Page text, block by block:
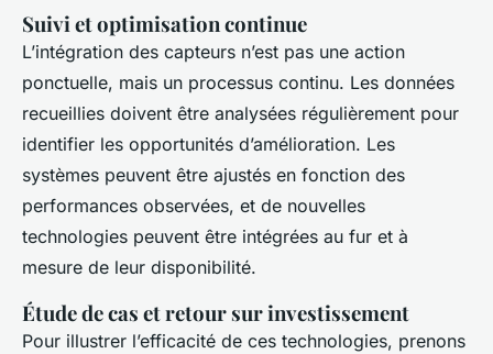
Suivi et optimisation continue
L’intégration des capteurs n’est pas une action
ponctuelle, mais un processus continu. Les données
recueillies doivent être analysées régulièrement pour
identifier les opportunités d’amélioration. Les
systèmes peuvent être ajustés en fonction des
performances observées, et de nouvelles
technologies peuvent être intégrées au fur et à
mesure de leur disponibilité.
Étude de cas et retour sur investissement
Pour illustrer l’efficacité de ces technologies, prenons